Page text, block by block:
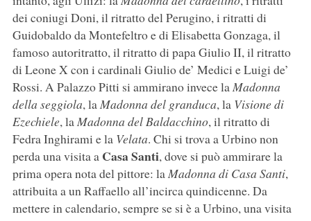
dei coniugi Doni, il ritratto del Perugino, i ritratti di
Guidobaldo da Montefeltro e di Elisabetta Gonzaga, il
famoso autoritratto, il ritratto di papa Giulio II, il ritratto
di Leone X con i cardinali Giulio de’ Medici e Luigi de’
Rossi. A Palazzo Pitti si ammirano invece laMadonna
della seggiola, laMadonna del granduca, la Visione di
Ezechiele, laMadonna del Baldacchino, il ritratto di
Fedra Inghirami e la Velata. Chi si trova a Urbino non
perda una visita a Casa Santi, dove si può ammirare la
prima opera nota del pittore: laMadonna di Casa Santi,
attribuita a un Raffaello all’incirca quindicenne. Da
mettere in calendario, sempre se si è a Urbino, una visita